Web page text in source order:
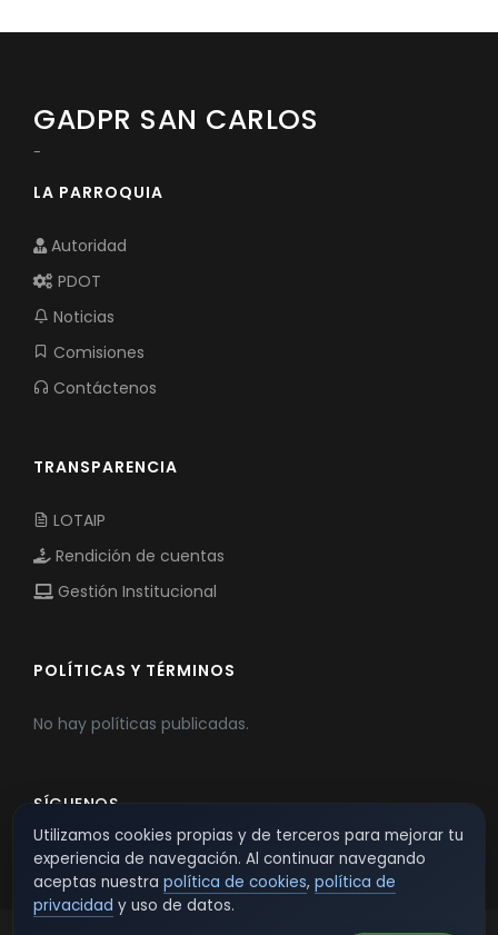
GADPR SAN CARLOS
-
LA PARROQUIA
Autoridad
PDOT
Noticias
Comisiones
Contáctenos
TRANSPARENCIA
LOTAIP
Rendición de cuentas
Gestión Institucional
POLÍTICAS Y TÉRMINOS
No hay políticas publicadas.
SÍGUENOS
Utilizamos cookies propias y de terceros para mejorar tu
experiencia de navegación. Al continuar navegando
aceptas nuestra política de cookies, política de
privacidad y uso de datos.